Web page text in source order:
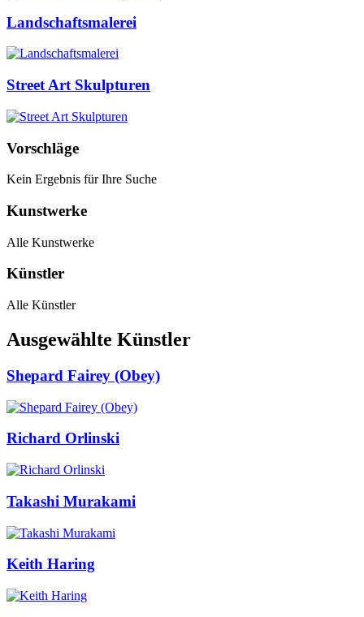
Landschaftsmalerei
Street Art Skulpturen
Vorschläge
Kein Ergebnis für Ihre Suche
Kunstwerke
Alle Kunstwerke
Künstler
Alle Künstler
Ausgewählte Künstler
Shepard Fairey (Obey)
Richard Orlinski
Takashi Murakami
Keith Haring